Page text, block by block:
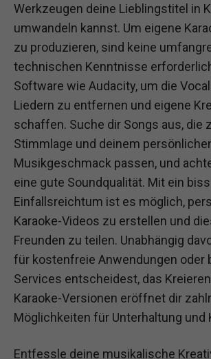
Werkzeugen deine Lieblingstitel in
umwandeln kannst. Um eigene
zu produzieren, sind keine
technischen Kenntnisse
Software wie Audacity, um die
Liedern zu entfernen und eigene
schaffen. Suche dir Songs aus, die
Stimmlage und deinem
Musikgeschmack passen, und
eine gute Soundqualität. Mit ein
Einfallsreichtum ist es möglich,
Karaoke-Videos zu erstellen und
Freunden zu teilen. Unabhängig
für kostenfreie Anwendungen oder
Services entscheidest, das
Karaoke-Versionen eröffnet dir
Möglichkeiten für Unterhaltung und
Entfessle deine musikalische